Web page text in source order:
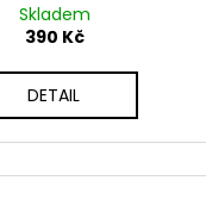
Skladem
390 Kč
DETAIL